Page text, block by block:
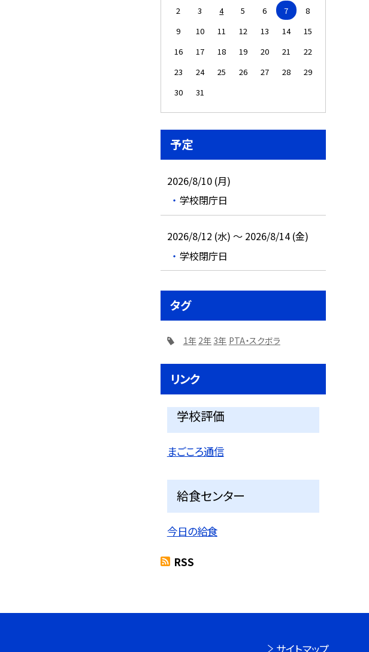
2
3 4 5 6 7
8
9
10 11 12 13 14
15
16
17 18 19 20 21
22
23
24 25 26 27 28
29
30
31
予定
2026/8/10 (月)
学校閉庁日
2026/8/12 (水) ～ 2026/8/14 (金)
学校閉庁日
タグ
1年 2年 3年 PTA・スクボラ
リンク
学校評価
まごころ通信
給食センター
今日の給食
RSS
サイトマップ